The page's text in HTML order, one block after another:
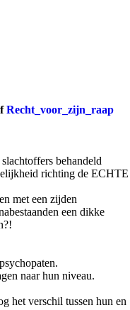
Recht_voor_zijn_raap
behandeld
richting de ECHTE
met een zijden
een dikke
naar hun niveau.
het verschil tussen hun en